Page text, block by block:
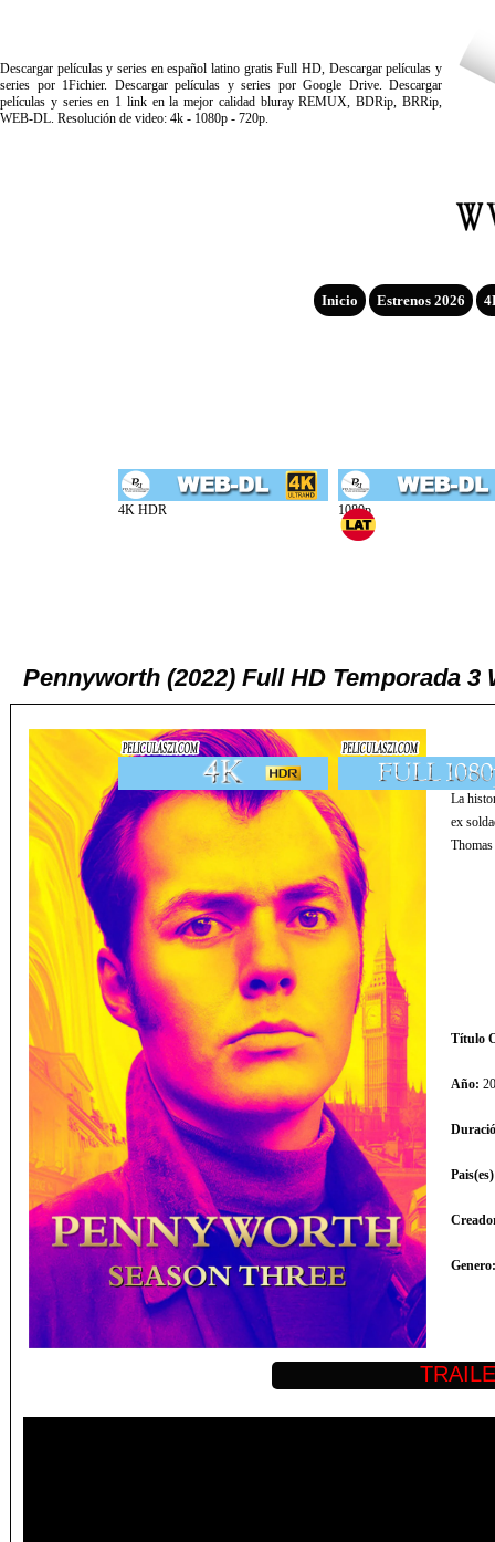
Descargar películas y series en español latino gratis Full HD, Descargar películas y
series por 1Fichier. Descargar películas y series por Google Drive. Descargar
películas y series en 1 link en la mejor calidad bluray REMUX, BDRip, BRRip,
WEB-DL. Resolución de video: 4k - 1080p - 720p.
Inicio Estrenos 2026
Pennyworth (2022) Full HD Temporada 3
La
ex
Título
Año:
Genero: